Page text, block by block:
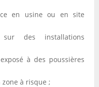
en usine ou en site
sur des installations
à des poussières
à risque ;